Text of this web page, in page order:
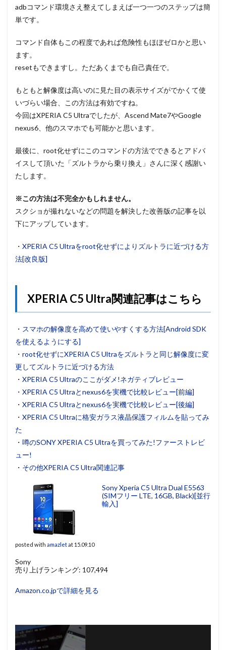
adbコマンド環境さえ整えてしまえば一つ一つのステップは簡
単です。
コマンド自体もこの程度であれば危険性もほぼゼロかと思い
ます。
resetもできますし。ただあくまでも自己責任で。
もともと解像度は高いのに見た目の表示サイズがでかくて使
いづらい場合、この方法は有効ですね。
今回はXPERIA C5 Ultraでしたが、Ascend Mate7やGoogle
nexus6、他のスマホでも可能かと思います。
最後に、root化せずにこのコマンドの方法でできるとアドバ
イスして頂いた「ズルトラから乗り換え」さんに深く感謝い
たします。
※この方法は不完全かもしれません。
スクショが撮れないなどの問題を解決した改善版の記事を以
下にアップしています。
・ XPERIA C5 Ultraをroot化せずによりズルトラに近づける方
法[改良版]
XPERIA C5 Ultra関連記事はこちら
・ スマホの解像度を高めて使いやすくする方法[Android SDK
を使えるようにする]
・ root化せずにXPERIA C5 Ultraをズルトラと同じ解像度に変
更してズルトラに近づける方法
・ XPERIA C5 Ultraのここがダメ!ネガティブレビュー
・ XPERIA C5 Ultraとnexus6を実機で比較レビュー[前編]
・ XPERIA C5 Ultraとnexus6を実機で比較レビュー[後編]
・ XPERIA C5 Ultraに格安ガラス液晶保護フィルムを貼ってみ
た
・ 噂のSONY XPERIA C5 Ultraを買ってみた!ファーストレビ
ュー!
・ その他XPERIA C5 Ultra関連記事
Sony Xperia C5 Ultra Dual E5563
(SIMフリー LTE, 16GB, Black)[並行
輸入]
posted with amazlet at 15.09.10
Sony
売り上げランキング: 107,494
Amazon.co.jpで詳細を見る